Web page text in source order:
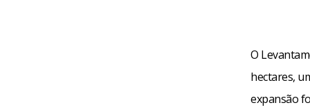
O
hectares,
expansão